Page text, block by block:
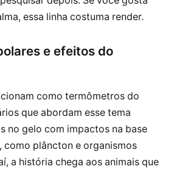
essa linha costuma render.
e efeitos do
como termômetros do
que abordam esse tema
no gelo com impactos na base
como plâncton e organismos
a história chega aos animais que